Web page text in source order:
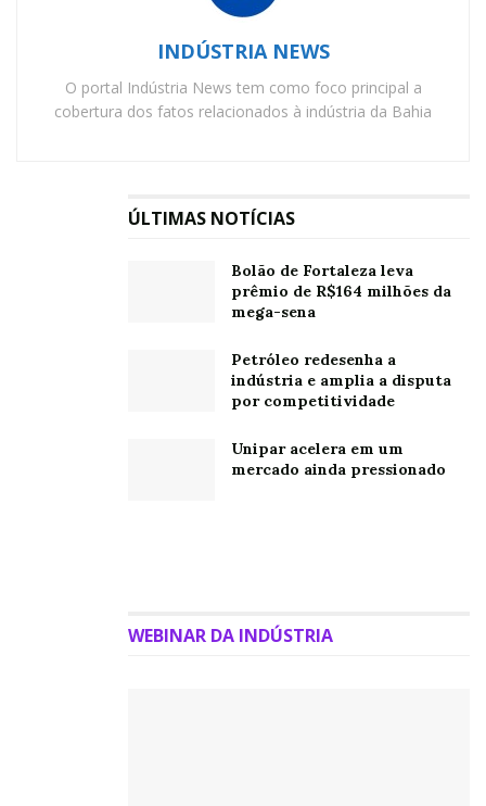
INDÚSTRIA NEWS
O portal Indústria News tem como foco principal a
cobertura dos fatos relacionados à indústria da Bahia
ÚLTIMAS NOTÍCIAS
Bolão de Fortaleza leva
prêmio de R$164 milhões da
mega-sena
Petróleo redesenha a
indústria e amplia a disputa
por competitividade
Unipar acelera em um
mercado ainda pressionado
WEBINAR DA INDÚSTRIA